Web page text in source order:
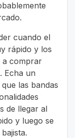
cuando el
rápido y los
a comprar
Echa un
las bandas
de llegar al
y luego se